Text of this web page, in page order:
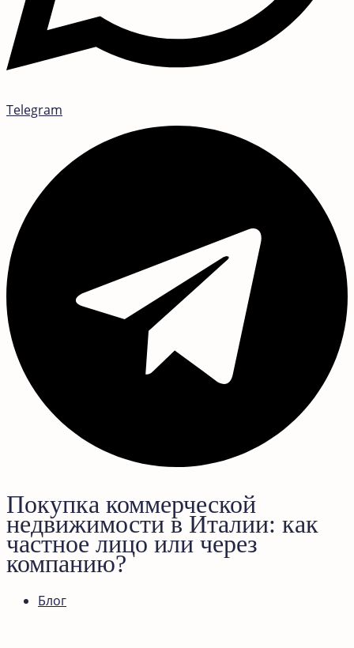
Telegram
Покупка коммерческой
недвижимости в Италии: как
частное лицо или через
компанию?
Блог